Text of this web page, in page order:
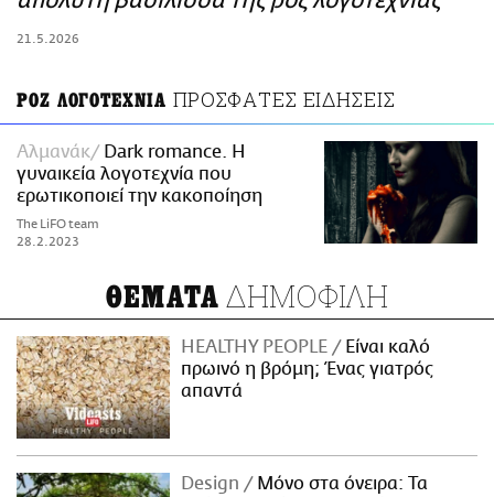
21.5.2026
ΡΟΖ ΛΟΓΟΤΕΧΝΙΑ ΠΡΟΣΦΑΤΕΣ ΕΙΔΗΣΕΙΣ
Αλμανάκ
Dark romance. Η
γυναικεία λογοτεχνία που
ερωτικοποιεί την κακοποίηση
The LiFO team
28.2.2023
ΘΕΜΑΤΑ ΔΗΜΟΦΙΛΗ
HEALTHY PEOPLE
Είναι καλό
πρωινό η βρόμη; Ένας γιατρός
απαντά
Design
Μόνο στα όνειρα: Τα